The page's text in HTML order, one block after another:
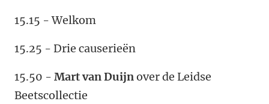
15.15 - Welkom
15.25 - Drie causerieën
15.50 - Mart van Duijnover de Leidse
Beetscollectie